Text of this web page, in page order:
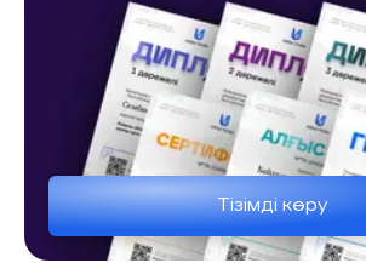
Тізімді көру